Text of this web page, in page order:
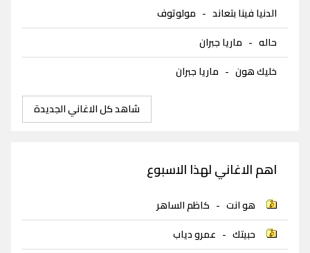
الدنيا فينا بتعاند - مولوتوف
حاله - ماريا جبران
خليك هون - ماريا جبران
شاهد كل الاغاني الجديدة
اهم الاغاني لهذا الاسبوع
هو انت - كاظم الساهر
حبيتك - عمرو دياب